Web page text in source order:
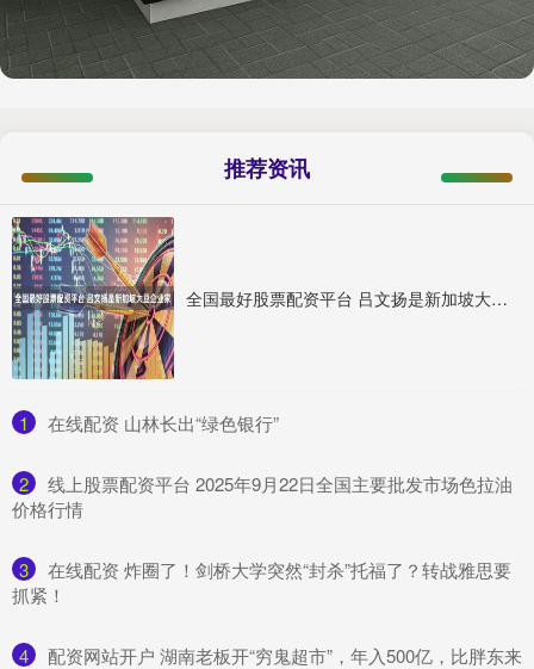
推荐资讯
全国最好股票配资平台 吕文扬是新加坡大豆企业家
1 ​在线配资 山林长出“绿色银行”
2
​线上股票配资平台 2025年9月22日全国主要批发市场色拉油
价格行情
3
​在线配资 炸圈了！剑桥大学突然“封杀”托福了？转战雅思要
抓紧！
4
​配资网站开户 湖南老板开“穷鬼超市”，年入500亿，比胖东来